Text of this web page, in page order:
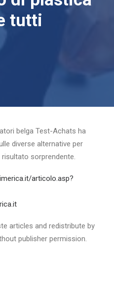
tutti
belga Test-Achats ha
diverse alternative per
sorprendente.
articolo.asp?
articles and redistribute by
publisher permission.